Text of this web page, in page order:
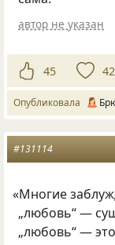
автор не указан
45 42
Опубликовала
#131114
«Многие
„любовь“ —
„любовь“ —